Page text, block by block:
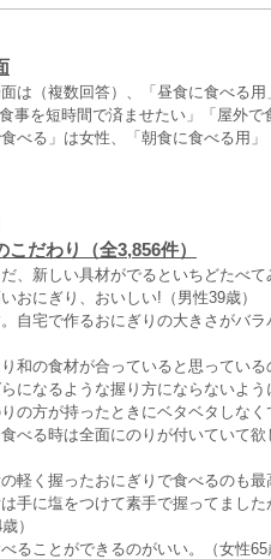
は（複数回答）、「昼食に食べる
事を短時間で済ませたい」「屋外
べる」は女性、「朝食に食べる用
だわり（全3,856件）
、新しい具材がでるといちどたべて
おにぎり、おいしい!（男性39歳）
自宅で作るおにぎりの大きさがバ
和の食材が合っていると思ってい
になるような握り方にならないよう
の方が持ったときにベタベタしなく
べる時は全面にのりが付いていて
軽く握ったおにぎりで食べるのも最
手に塩をつけて素手で握ってまし
）
ることができるのがいい。（女性65